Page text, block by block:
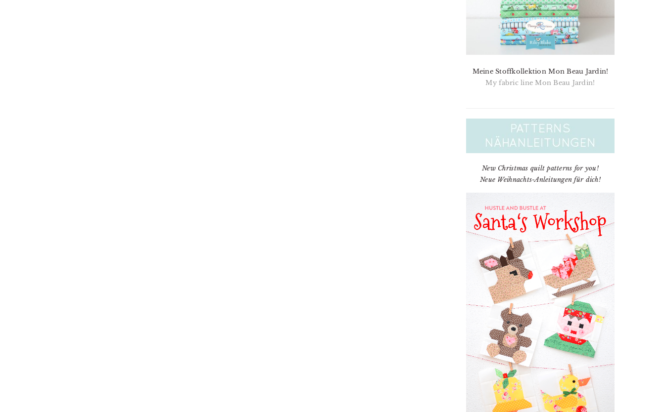
Meine Stoffkollektion Mon Beau Jardin!
My fabric line Mon Beau Jardin!
New Christmas quilt patterns for you!
Neue Weihnachts-Anleitungen für dich!